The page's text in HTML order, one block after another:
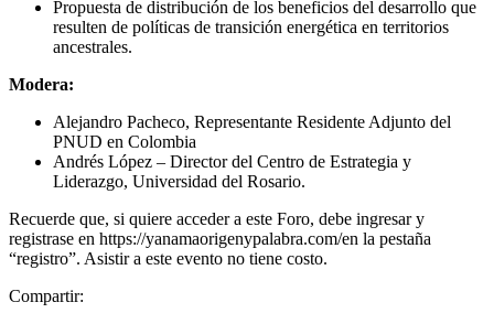
Propuesta de distribución de los beneficios del desarrollo que
resulten de políticas de transición energética en territorios
ancestrales.
Modera:
Alejandro Pacheco, Representante Residente Adjunto del
PNUD en Colombia
Andrés López – Director del Centro de Estrategia y
Liderazgo, Universidad del Rosario.
Recuerde que, si quiere acceder a este Foro, debe ingresar y
registrase en https://yanamaorigenypalabra.com/en la pestaña
“registro”. Asistir a este evento no tiene costo.
Compartir: